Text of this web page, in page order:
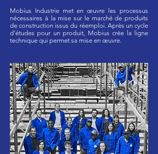
Mobius Industrie met en œuvre les processus
nécessaires à la mise sur le marché de produits
de construction issus du réemploi. Après un cycle
d’études pour un produit, Mobius crée la ligne
technique qui permet sa mise en œuvre.